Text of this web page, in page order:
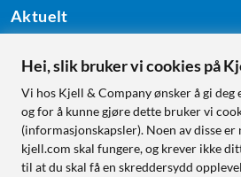
Aktuelt
Følg oss
Handle fra:
Hei, slik bruker vi cookies på
Vi hos Kjell & Company ønsker å gi deg
og for å kunne gjøre dette bruker vi
(informasjonskapsler). Noen av disse
kjell.com skal fungere, og krever ikke
til at du skal få en skreddersydd